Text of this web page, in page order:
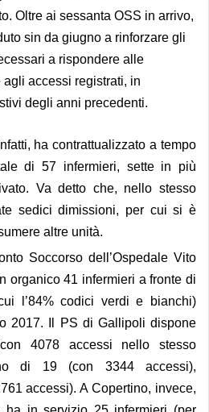
Oltre ai sessanta OSS in arrivo,
sin da giugno a rinforzare gli
a rispondere alle
accessi registrati, in
degli anni precedenti.
ha contrattualizzato a tempo
di 57 infermieri, sette in più
Va detto che, nello stesso
sedici dimissioni, per cui si è
altre unità.
Soccorso dell’Ospedale Vito
organico 41 infermieri a fronte di
l’84% codici verdi e bianchi)
2017. Il PS di Gallipoli dispone
4078 accessi nello stesso
di 19 (con 3344 accessi),
accessi). A Copertino, invece,